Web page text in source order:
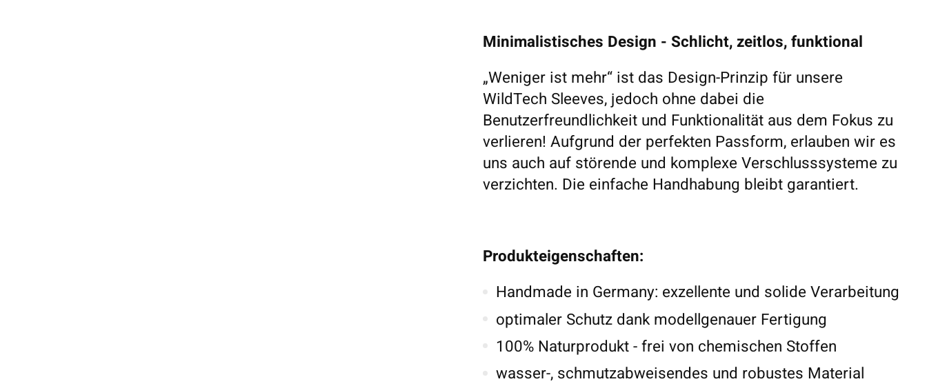
Minimalistisches Design - Schlicht, zeitlos, funktional
„Weniger ist mehr“ ist das Design-Prinzip für unsere
WildTech Sleeves, jedoch ohne dabei die
Benutzerfreundlichkeit und Funktionalität aus dem Fokus zu
verlieren! Aufgrund der perfekten Passform, erlauben wir es
uns auch auf störende und komplexe Verschlusssysteme zu
verzichten. Die einfache Handhabung bleibt garantiert.
Produkteigenschaften:
Handmade in Germany: exzellente und solide Verarbeitung
optimaler Schutz dank modellgenauer Fertigung
100% Naturprodukt - frei von chemischen Stoffen
wasser-, schmutzabweisendes und robustes Material